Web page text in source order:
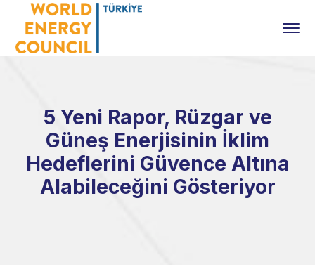
5 Yeni Rapor, Rüzgar ve
Güneş Enerjisinin İklim
Hedeflerini Güvence Altına
Alabileceğini Gösteriyor